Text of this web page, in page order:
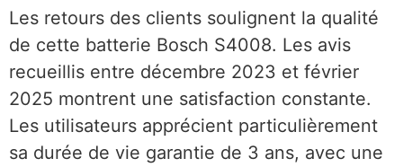
Les retours des clients soulignent la qualité
de cette batterie Bosch S4008. Les avis
recueillis entre décembre 2023 et février
2025 montrent une satisfaction constante.
Les utilisateurs apprécient particulièrement
sa durée de vie garantie de 3 ans, avec une